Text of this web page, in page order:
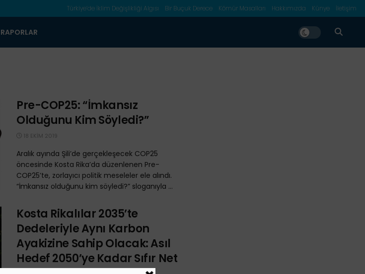
Türkiye’de İklim Değişlikliği Algısı Bir Buçuk Derece Kömür Masalları Hakkımızda Künye İletişim
RAPORLAR
Pre-COP25: “İmkansız
Olduğunu Kim Söyledi?”
18 EKIM 2019
Aralık ayında Şili’de gerçekleşecek COP25
öncesinde Kosta Rika’da düzenlenen Pre-
COP25’te, zorlayıcı politik meseleler ele alındı.
“İmkansız olduğunu kim söyledi?” sloganıyla ...
Kosta Rikalılar 2035’te
Dedeleriyle Aynı Karbon
Ayakizine Sahip Olacak: Asıl
Hedef 2050’ye Kadar Sıfır Net